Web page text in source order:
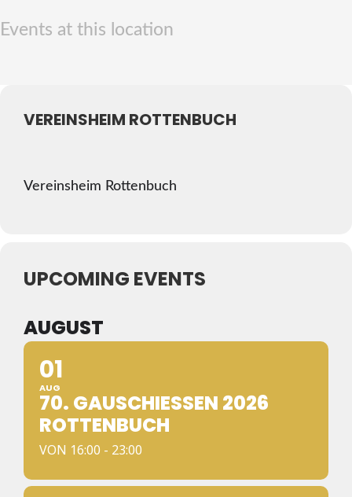
Events at this location
VEREINSHEIM ROTTENBUCH
Vereinsheim Rottenbuch
UPCOMING EVENTS
AUGUST
01
AUG
70. GAUSCHIESSEN 2026 R
OTTENBUCH
VON 16:00 - 23:00